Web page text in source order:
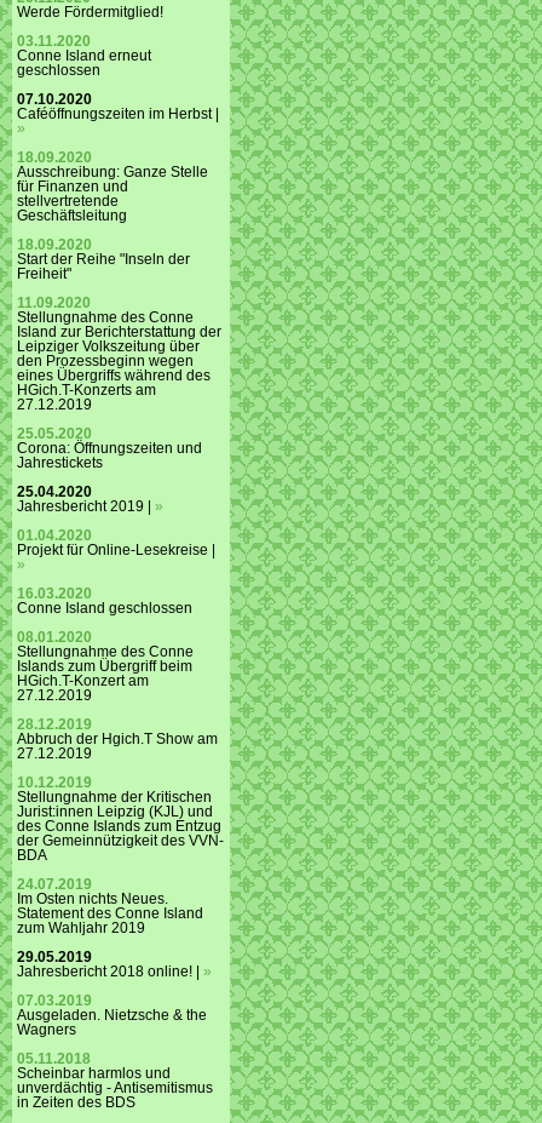
Werde Fördermitglied!
03.11.2020
Conne Island erneut
geschlossen
07.10.2020
Caféöffnungszeiten im Herbst |
»
18.09.2020
Ausschreibung: Ganze Stelle
für Finanzen und
stellvertretende
Geschäftsleitung
18.09.2020
Start der Reihe "Inseln der
Freiheit"
11.09.2020
Stellungnahme des Conne
Island zur Berichterstattung der
Leipziger Volkszeitung über
den Prozessbeginn wegen
eines Übergriffs während des
HGich.T-Konzerts am
27.12.2019
25.05.2020
Corona: Öffnungszeiten und
Jahrestickets
25.04.2020
Jahresbericht 2019 | »
01.04.2020
Projekt für Online-Lesekreise |
»
16.03.2020
Conne Island geschlossen
08.01.2020
Stellungnahme des Conne
Islands zum Übergriff beim
HGich.T-Konzert am
27.12.2019
28.12.2019
Abbruch der Hgich.T Show am
27.12.2019
10.12.2019
Stellungnahme der Kritischen
Jurist:innen Leipzig (KJL) und
des Conne Islands zum Entzug
der Gemeinnützigkeit des VVN-
BDA
24.07.2019
Im Osten nichts Neues.
Statement des Conne Island
zum Wahljahr 2019
29.05.2019
Jahresbericht 2018 online! | »
07.03.2019
Ausgeladen. Nietzsche & the
Wagners
05.11.2018
Scheinbar harmlos und
unverdächtig - Antisemitismus
in Zeiten des BDS